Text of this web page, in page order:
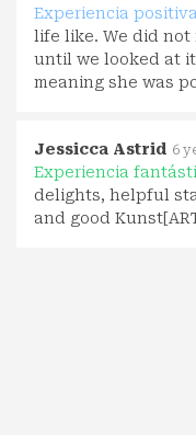
Experiencia
life like. We did
until we looked at
meaning she was
Jessicca Astrid 6
Experiencia
delights, helpful
and good